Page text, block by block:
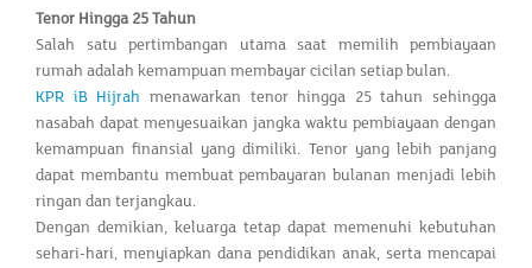
Tenor Hingga 25 Tahun
Salah satu pertimbangan utama saat memilih pembiayaan
rumah adalah kemampuan membayar cicilan setiap bulan.
KPR iB Hijrah menawarkan tenor hingga 25 tahun sehingga
nasabah dapat menyesuaikan jangka waktu pembiayaan dengan
kemampuan finansial yang dimiliki. Tenor yang lebih panjang
dapat membantu membuat pembayaran bulanan menjadi lebih
ringan dan terjangkau.
Dengan demikian, keluarga tetap dapat memenuhi kebutuhan
sehari-hari, menyiapkan dana pendidikan anak, serta mencapai